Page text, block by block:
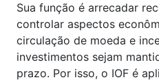
Sua função é arrecadar
controlar aspectos
circulação de moeda e
investimentos sejam
prazo. Por isso, o IOF é